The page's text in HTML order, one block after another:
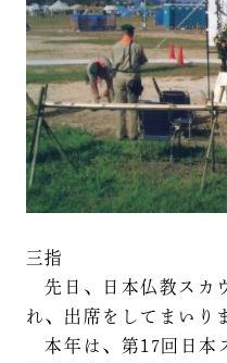
三指
先日、日本仏教スカ
れ、出席をしてまいり
本年は、第17回日本